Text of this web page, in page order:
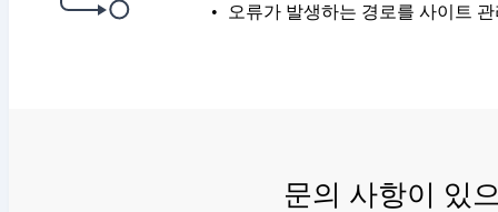
오류가 발생하는 경로를 사이트
문의 사항이 있